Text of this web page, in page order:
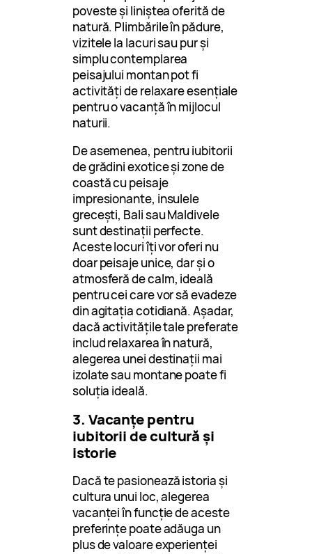
poveste și liniștea oferită de
natură. Plimbările în pădure,
vizitele la lacuri sau pur și
simplu contemplarea
peisajului montan pot fi
activități de relaxare esențiale
pentru o vacanță în mijlocul
naturii.
De asemenea, pentru iubitorii
de grădini exotice și zone de
coastă cu peisaje
impresionante, insulele
grecești, Bali sau Maldivele
sunt destinații perfecte.
Aceste locuri îți vor oferi nu
doar peisaje unice, dar și o
atmosferă de calm, ideală
pentru cei care vor să evadeze
din agitația cotidiană. Așadar,
dacă activitățile tale preferate
includ relaxarea în natură,
alegerea unei destinații mai
izolate sau montane poate fi
soluția ideală.
3. Vacanțe pentru
iubitorii de cultură și
istorie
Dacă te pasionează istoria și
cultura unui loc, alegerea
vacanței în funcție de aceste
preferințe poate adăuga un
plus de valoare experienței